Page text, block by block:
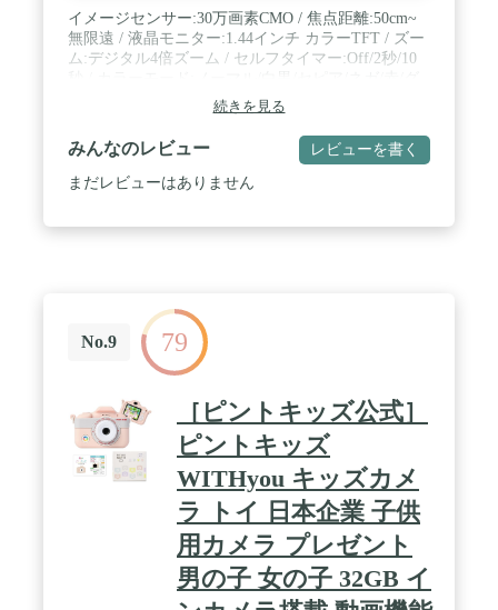
イメージセンサー:30万画素CMO / 焦点距離:50cm~
無限遠 / 液晶モニター:1.44インチ カラーTFT / ズー
ム:デジタル4倍ズーム / セルフタイマー:Off/2秒/10
リーン/青/ヴィヴィッド / 記録メディア:microSDカ
ード最大16GB / その他の機能:マイクロフォン有り/
三脚穴有り/連続撮影機能有り / ホワイトバランス:
オート/晴天/曇天/蛍光灯/白熱灯 / EV値:±2.0 (0.3EV
step / 言語設定:日本語/英語 / 静止画解像
続きを見る
みんなのレビュー レビューを書く
まだレビューはありません
No.9 79
［ピントキッズ公式］
ピントキッズ
WITHyou キッズカメ
ラ トイ 日本企業 子供
用カメラ プレゼント
男の子 女の子 32GB イ